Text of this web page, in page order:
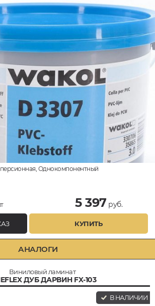
Однокомпонентный
5 397 руб.
КУПИТЬ
АНАЛОГИ
Виниловый ламинат
ДУБ ДАРВИН FX-103
В НАЛИЧИИ